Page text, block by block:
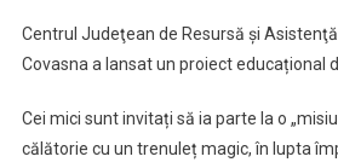
Centrul Judeţean de Resursă şi
Covasna a lansat un proiect educațional
Cei mici sunt invitați să ia parte la o
călătorie cu un trenuleț magic, în lupta